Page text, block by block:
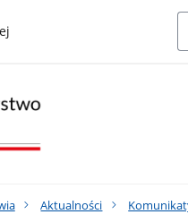
Aktualności